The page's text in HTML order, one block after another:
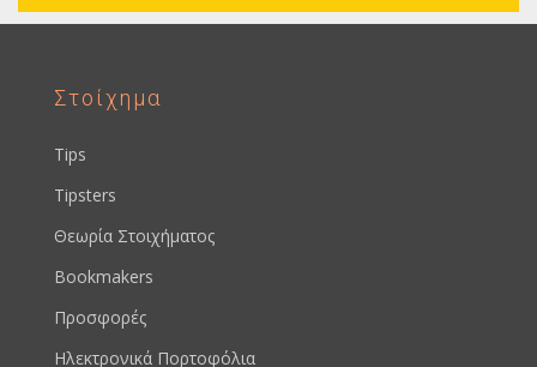
Στοίχημα
Tips
Tipsters
Θεωρία Στοιχήματος
Bookmakers
Προσφορές
Ηλεκτρονικά Πορτοφόλια